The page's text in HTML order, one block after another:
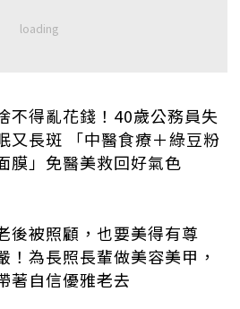
不得亂花錢！40歲公務員失
又長斑 「中醫食療＋綠豆粉
膜」免醫美救回好氣色
後被照顧，也要美得有尊
！為長照長輩做美容美甲，
著自信優雅老去